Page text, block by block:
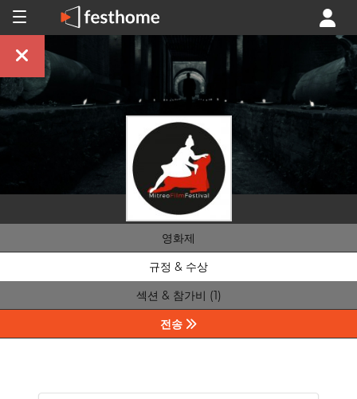
영화제
규정 & 수상
섹션 & 참가비 (1)
전송